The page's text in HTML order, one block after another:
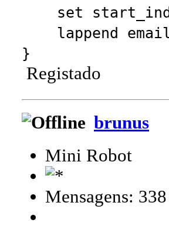
set
lappend
}
Registado
brunus
Mini Robot
Mensagens: 338